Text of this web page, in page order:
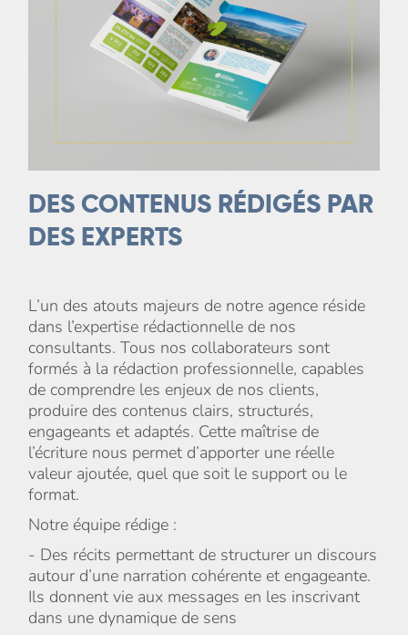
DES CONTENUS R É DIG ÉS PAR
DES EXPERTS
L’un des atouts majeurs de notre agence réside
dans l’expertise rédactionnelle de nos
consultants. Tous nos collaborateurs sont
formés à la rédaction professionnelle, capables
de comprendre les enjeux de nos clients,
produire des contenus clairs, structurés,
engageants et adaptés. Cette maîtrise de
l’écriture nous permet d’apporter une réelle
valeur ajoutée, quel que soit le support ou le
format.
Notre équipe rédige :
- Des récits permettant de structurer un discours
autour d’une narration cohérente et engageante.
Ils donnent vie aux messages en les inscrivant
dans une dynamique de sens